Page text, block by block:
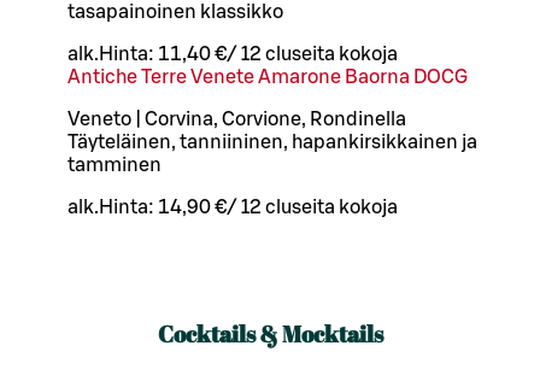
tasapainoinen klassikko
alk. Hinta: 11,40 €/ 12 cl useita kokoja
Antiche Terre Venete Amarone Baorna DOCG
Veneto | Corvina, Corvione, Rondinella
Täyteläinen, tanniininen, hapankirsikkainen ja
tamminen
alk. Hinta: 14,90 €/ 12 cl useita kokoja
Cocktails & Mocktails